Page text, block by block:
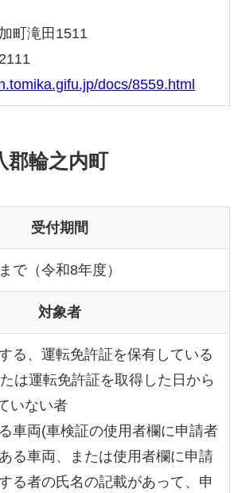
町滝田1511
docs/8559.html
郡輪之内町
受付期間
で（令和8年度）
対象者
る、運転免許証を保有している
は運転免許証を取得した日から
いない者
車両(車検証の使用者欄に申請者
る車両、または使用者欄に申請
る者の氏名の記載があって、申